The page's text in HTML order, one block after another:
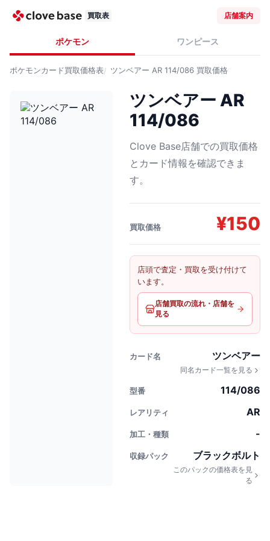
買取表 店舗案内
ポケモン ワンピース
ポケモンカード買取価格表 ツンベアー AR 114/086 買取価格
ツンベアー AR
114/086
Clove Base店舗での買取価格
とカード情報を確認できま
す。
買取価格 ¥150
店頭で査定・買取を受け付けて
います。
店舗買取の流れ・店舗を
見る
カード名 ツンベアー
同名カード一覧を見る
型番 114/086
レアリティ AR
加工・種類 -
収録パック ブラックボルト
このパックの価格表を見
る